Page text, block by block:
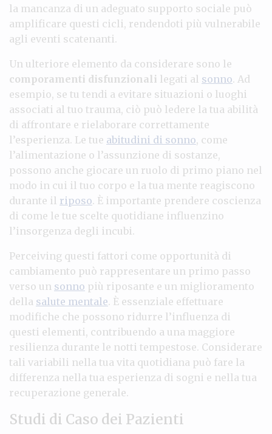
la mancanza di un adeguato supporto sociale può
amplificare questi cicli, rendendoti più vulnerabile
agli eventi scatenanti.
Un ulteriore elemento da considerare sono le
comporamenti disfunzionali legati al sonno. Ad
esempio, se tu tendi a evitare situazioni o luoghi
associati al tuo trauma, ciò può ledere la tua abilità
di affrontare e rielaborare correttamente
l’esperienza. Le tue abitudini di sonno, come
l’alimentazione o l’assunzione di sostanze,
possono anche giocare un ruolo di primo piano nel
modo in cui il tuo corpo e la tua mente reagiscono
durante il riposo. È importante prendere coscienza
di come le tue scelte quotidiane influenzino
l’insorgenza degli incubi.
Perceiving questi fattori come opportunità di
cambiamento può rappresentare un primo passo
verso un sonno più riposante e un miglioramento
della salute mentale. È essenziale effettuare
modifiche che possono ridurre l’influenza di
questi elementi, contribuendo a una maggiore
resilienza durante le notti tempestose. Considerare
tali variabili nella tua vita quotidiana può fare la
differenza nella tua esperienza di sogni e nella tua
recuperazione generale.
Studi di Caso dei Pazienti